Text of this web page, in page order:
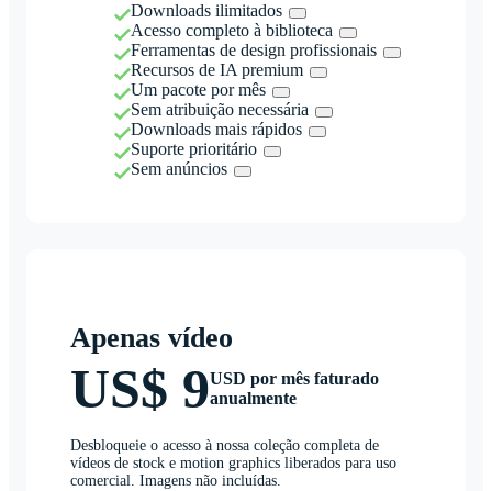
Downloads ilimitados
Acesso completo à biblioteca
Ferramentas de design profissionais
Recursos de IA premium
Um pacote por mês
Sem atribuição necessária
Downloads mais rápidos
Suporte prioritário
Sem anúncios
Apenas vídeo
US$ 9USD por mês faturado
anualmente
Desbloqueie o acesso à nossa coleção completa de
vídeos de stock e motion graphics liberados para uso
comercial. Imagens não incluídas.